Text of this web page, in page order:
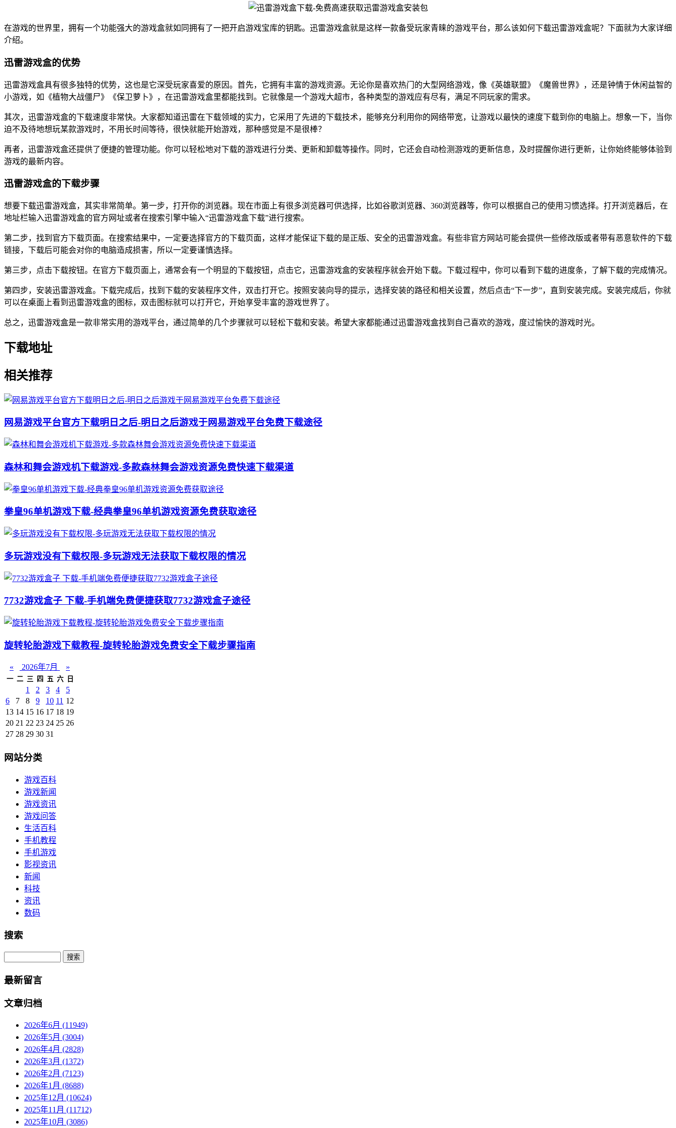
在游戏的世界里，拥有一个功能强大的游戏盒就如同拥有了一把开启游戏宝库的钥匙。迅雷游戏盒就是这样一款备受玩家青睐的游戏平台，那么该如何下载迅雷游戏盒呢？下面就为大家详细
介绍。
迅雷游戏盒的优势
迅雷游戏盒具有很多独特的优势，这也是它深受玩家喜爱的原因。首先，它拥有丰富的游戏资源。无论你是喜欢热门的大型网络游戏，像《英雄联盟》《魔兽世界》，还是钟情于休闲益智的
小游戏，如《植物大战僵尸》《保卫萝卜》，在迅雷游戏盒里都能找到。它就像是一个游戏大超市，各种类型的游戏应有尽有，满足不同玩家的需求。
其次，迅雷游戏盒的下载速度非常快。大家都知道迅雷在下载领域的实力，它采用了先进的下载技术，能够充分利用你的网络带宽，让游戏以最快的速度下载到你的电脑上。想象一下，当你
迫不及待地想玩某款游戏时，不用长时间等待，很快就能开始游戏，那种感觉是不是很棒？
再者，迅雷游戏盒还提供了便捷的管理功能。你可以轻松地对下载的游戏进行分类、更新和卸载等操作。同时，它还会自动检测游戏的更新信息，及时提醒你进行更新，让你始终能够体验到
游戏的最新内容。
迅雷游戏盒的下载步骤
想要下载迅雷游戏盒，其实非常简单。第一步，打开你的浏览器。现在市面上有很多浏览器可供选择，比如谷歌浏览器、360浏览器等，你可以根据自己的使用习惯选择。打开浏览器后，在
地址栏输入迅雷游戏盒的官方网址或者在搜索引擎中输入“迅雷游戏盒下载”进行搜索。
第二步，找到官方下载页面。在搜索结果中，一定要选择官方的下载页面，这样才能保证下载的是正版、安全的迅雷游戏盒。有些非官方网站可能会提供一些修改版或者带有恶意软件的下载
链接，下载后可能会对你的电脑造成损害，所以一定要谨慎选择。
第三步，点击下载按钮。在官方下载页面上，通常会有一个明显的下载按钮，点击它，迅雷游戏盒的安装程序就会开始下载。下载过程中，你可以看到下载的进度条，了解下载的完成情况。
第四步，安装迅雷游戏盒。下载完成后，找到下载的安装程序文件，双击打开它。按照安装向导的提示，选择安装的路径和相关设置，然后点击“下一步”，直到安装完成。安装完成后，你就
可以在桌面上看到迅雷游戏盒的图标，双击图标就可以打开它，开始享受丰富的游戏世界了。
总之，迅雷游戏盒是一款非常实用的游戏平台，通过简单的几个步骤就可以轻松下载和安装。希望大家都能通过迅雷游戏盒找到自己喜欢的游戏，度过愉快的游戏时光。
下载地址
相关推荐
网易游戏平台官方下载明日之后-明日之后游戏于网易游戏平台免费下载途径
森林和舞会游戏机下载游戏-多款森林舞会游戏资源免费快速下载渠道
拳皇96单机游戏下载-经典拳皇96单机游戏资源免费获取途径
多玩游戏没有下载权限-多玩游戏无法获取下载权限的情况
7732游戏盒子 下载-手机端免费便捷获取7732游戏盒子途径
旋转轮胎游戏下载教程-旋转轮胎游戏免费安全下载步骤指南
« 2026年7月 »
一 二 三 四 五 六 日
1 2 3 4
5
6
7 8 9 10 11 12
13 14 15 16 17 18 19
20 21 22 23 24 25 26
27 28 29 30 31
网站分类
游戏百科
游戏新闻
游戏资讯
游戏问答
生活百科
手机教程
手机游戏
影视资讯
新闻
科技
资讯
数码
搜索
Search
最新留言
文章归档
2026年6月 (11949)
2026年5月 (3004)
2026年4月 (2828)
2026年3月 (1372)
2026年2月 (7123)
2026年1月 (8688)
2025年12月 (10624)
2025年11月 (11712)
2025年10月 (3086)